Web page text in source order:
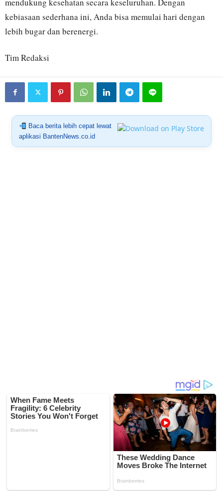
mendukung kesehatan secara keseluruhan. Dengan
kebiasaan sederhana ini, Anda bisa memulai hari dengan
lebih bugar dan berenergi.
Tim Redaksi
Baca berita lebih cepat lewat
aplikasi BantenNews.co.id